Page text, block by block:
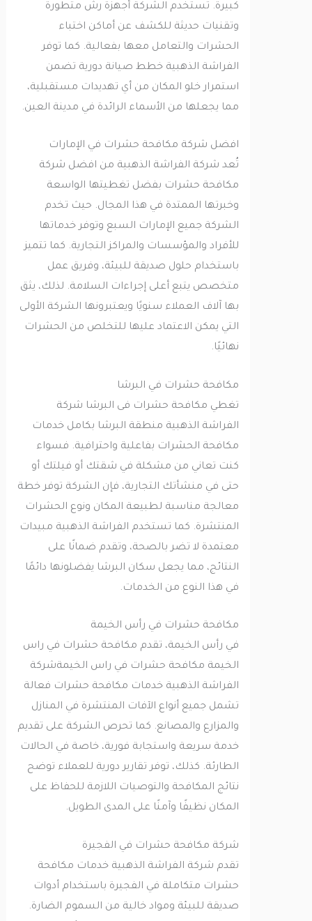
كبيرة. تستخدم الشركة أجهزة رش متطورة
وتقنيات حديثة للكشف عن أماكن اختباء
الحشرات والتعامل معها بفعالية. كما توفر
الفراشة الذهبية خطط صيانة دورية تضمن
استمرار خلو المكان من أي تهديدات مستقبلية،
مما يجعلها من الأسماء الرائدة في مدينة العين.
افضل شركة مكافحة حشرات في الإمارات
تُعد شركة الفراشة الذهبية من افضل شركة
مكافحة حشرات بفضل تغطيتها الواسعة
وخبرتها الممتدة في هذا المجال. حيث تخدم
الشركة جميع الإمارات السبع وتوفر خدماتها
للأفراد والمؤسسات والمراكز التجارية. كما تتميز
باستخدام حلول صديقة للبيئة، وفريق عمل
متخصص يتبع أعلى إجراءات السلامة. لذلك، يثق
بها آلاف العملاء سنويًا ويعتبرونها الشركة الأولى
التي يمكن الاعتماد عليها للتخلص من الحشرات
نهائيًا.
مكافحة حشرات في البرشا
تغطي مكافحة حشرات فى البرشا شركة
الفراشة الذهبية منطقة البرشا بكامل خدمات
مكافحة الحشرات بفاعلية واحترافية. فسواء
كنت تعاني من مشكلة في شقتك أو فيلتك أو
حتى في منشأتك التجارية، فإن الشركة توفر خطة
معالجة مناسبة لطبيعة المكان ونوع الحشرات
المنتشرة. كما تستخدم الفراشة الذهبية مبيدات
معتمدة لا تضر بالصحة، وتقدم ضمانًا على
النتائج، مما يجعل سكان البرشا يفضلونها دائمًا
في هذا النوع من الخدمات.
مكافحة حشرات في رأس الخيمة
في رأس الخيمة، تقدم مكافحة حشرات في راس
الخيمة مكافحة حشرات في راس الخيمةشركة
الفراشة الذهبية خدمات مكافحة حشرات فعالة
تشمل جميع أنواع الآفات المنتشرة في المنازل
والمزارع والمصانع. كما تحرص الشركة على تقديم
خدمة سريعة واستجابة فورية، خاصة في الحالات
الطارئة. كذلك، توفر تقارير دورية للعملاء توضح
نتائج المكافحة والتوصيات اللازمة للحفاظ على
المكان نظيفًا وآمنًا على المدى الطويل.
شركة مكافحة حشرات في الفجيرة
تقدم شركة الفراشة الذهبية خدمات مكافحة
حشرات متكاملة في الفجيرة باستخدام أدوات
صديقة للبيئة ومواد خالية من السموم الضارة.